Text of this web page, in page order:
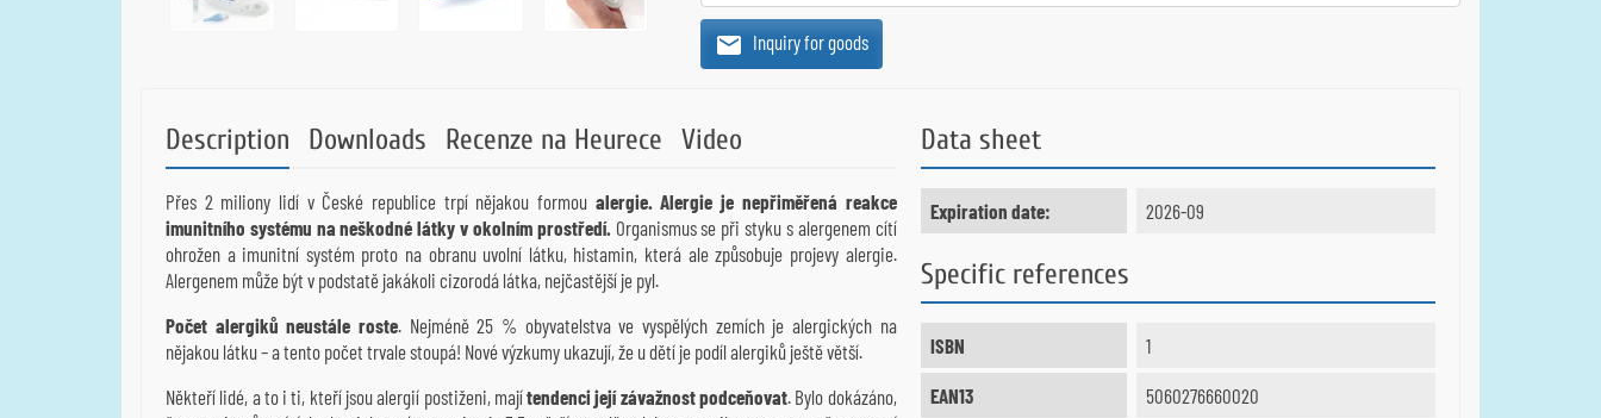
Inquiry for goods
Description Downloads Recenze na Heurece Video
Přes 2 miliony lidí v České republice trpí nějakou formou alergie. Alergie je nepřiměřená reakce
imunitního systému na neškodné látky v okolním prostředí. Organismus se při styku s alergenem cítí
ohrožen a imunitní systém proto na obranu uvolní látku, histamin, která ale způsobuje projevy alergie.
Alergenem může být v podstatě jakákoli cizorodá látka, nejčastější je pyl.
Počet alergiků neustále roste. Nejméně 25 % obyvatelstva ve vyspělých zemích je alergických na
nějakou látku – a tento počet trvale stoupá! Nové výzkumy ukazují, že u dětí je podíl alergiků ještě větší.
Někteří lidé, a to i ti, kteří jsou alergií postiženi, majítendenci její závažnost podceňovat. Bylo dokázáno,
Data sheet
Expiration date: 2026-09
Specific references
ISBN 1
EAN13 5060276660020